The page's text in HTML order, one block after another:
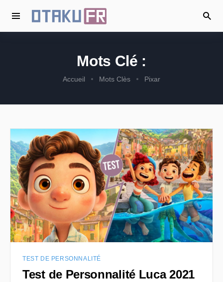
Mots Clé :
Accueil Mots Clès Pixar
TEST DE PERSONNALITÉ
Test de Personnalité Luca 2021